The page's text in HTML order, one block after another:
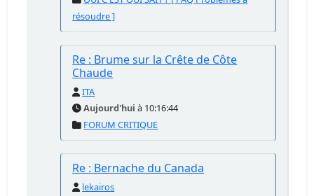
résoudre ]
Re : Brume sur la Crête de Côte
Chaude
ITA
Aujourd'hui à 10:16:44
FORUM CRITIQUE
Re : Bernache du Canada
lekairos